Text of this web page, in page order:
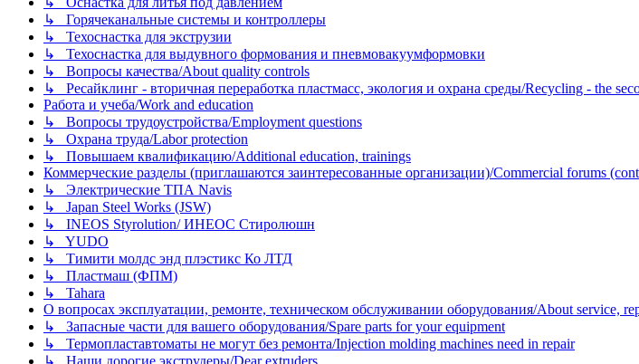
↳ Горячеканальные системы и контроллеры
↳ Техоснастка для экструзии
↳ Техоснастка для выдувного формования и пневмовакуумформовки
↳ Вопросы качества/About quality controls
↳ Ресайклинг - вторичная переработка пластмасс, экология и охрана среды/Recycling - the
Работа и учеба/Work and education
↳ Вопросы трудоустройства/Employment questions
↳ Охрана труда/Labor protection
↳ Повышаем квалификацию/Additional education, trainings
Коммерческие разделы (приглашаются заинтересованные организации)/Commercial forums
↳ Электрические ТПА Navis
↳ Japan Steel Works (JSW)
↳ INEOS Styrolution/ ИНЕОС Стиролюшн
↳ YUDO
↳ Тимити молдс энд плэстикс Ко ЛТД
↳ Пластмаш (ФПМ)
↳ Tahara
О вопросах эксплуатации, ремонте, техническом обслуживании оборудования/About service,
↳ Запасные части для вашего оборудования/Spare parts for your equipment
↳ Термопластавтоматы не могут без ремонта/Injection molding machines need in repair
↳ Наши дорогие экструдеры/Dear extruders